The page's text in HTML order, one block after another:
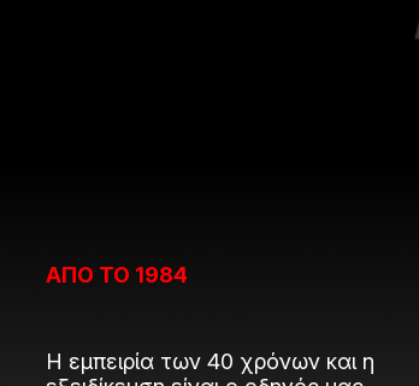
ΑΠΟ ΤΟ 1984
Η εμπειρία των 40 χρόνων και η